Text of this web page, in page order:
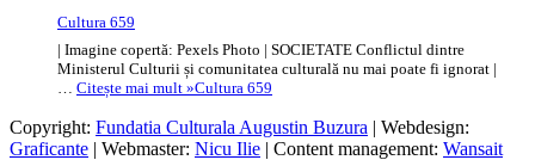
Cultura 659
| Imagine copertă: Pexels Photo | SOCIETATE Conflictul dintre
Ministerul Culturii și comunitatea culturală nu mai poate fi ignorat |
Citește mai mult »Cultura 659
Copyright: Fundatia Culturala Augustin Buzura | Webdesign:
Graficante | Webmaster: Nicu Ilie | Content management: Wansait